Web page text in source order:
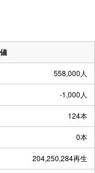
558,000人
-1,000人
124本
0本
204,250,284再生